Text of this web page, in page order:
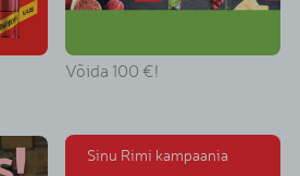
Võida 100 €!
Sinu Rimi kampaania